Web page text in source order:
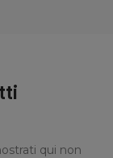
qui non